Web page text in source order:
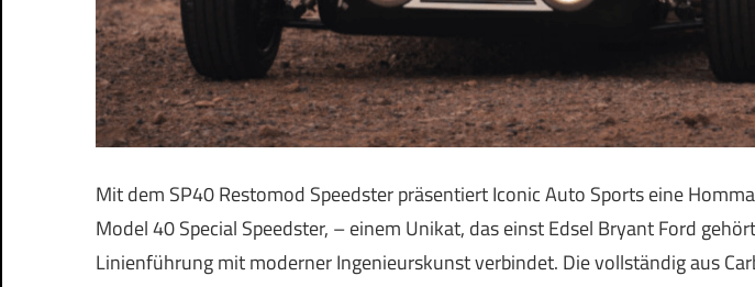
Mit dem SP40 Restomod Speedster präsentiert Iconic Auto Sports eine
Model 40 Special Speedster, – einem Unikat, das einst Edsel Bryant Ford
Linienführung mit moderner Ingenieurskunst verbindet. Die vollständig aus